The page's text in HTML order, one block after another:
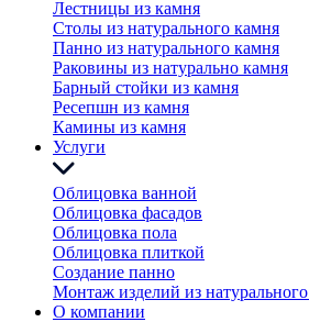
Лестницы из камня
Столы из натурального камня
Панно из натурального камня
Раковины из натурально камня
Барный стойки из камня
Ресепшн из камня
Камины из камня
Услуги
Облицовка ванной
Облицовка фасадов
Облицовка пола
Облицовка плиткой
Создание панно
Монтаж изделий из
О компании